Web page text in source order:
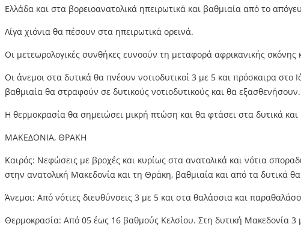
Ελλάδα και στα βορειοανατολικά ηπειρωτικά και βαθμιαία από το
Λίγα χιόνια θα πέσουν στα ηπειρωτικά ορεινά.
Οι μετεωρολογικές συνθήκες ευνοούν τη μεταφορά αφρικανικής σκόνης
Οι άνεμοι στα δυτικά θα πνέουν νοτιοδυτικοί 3 με 5 και πρόσκαιρα
βαθμιαία θα στραφούν σε δυτικούς νοτιοδυτικούς και θα εξασθενήσουν.
Η θερμοκρασία θα σημειώσει μικρή πτώση και θα φτάσει στα δυτικά
ΜΑΚΕΔΟΝΙΑ, ΘΡΑΚΗ
Καιρός: Νεφώσεις με βροχές και κυρίως στα ανατολικά και νότια
στην ανατολική Μακεδονία και τη Θράκη, βαθμιαία και από τα δυτικά
Άνεμοι: Από νότιες διευθύνσεις 3 με 5 και στα θαλάσσια και
Θερμοκρασία: Από 05 έως 16 βαθμούς Κελσίου. Στη δυτική Μακεδονία